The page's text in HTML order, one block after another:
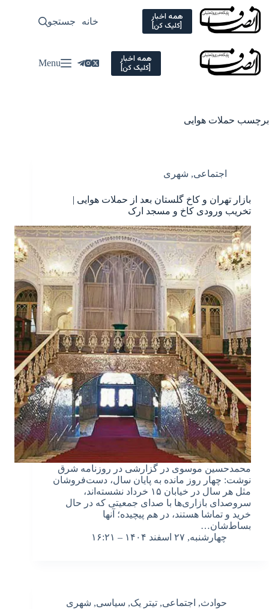
Skip
content
همه اخبار
[کلیک کن] خانه سیاسی
جستجو
همه اخبار
[کلیک کن] Menu
برچسب حملات هوایی
اجتماعی, شهری
بازار تهران و کاخ گلستان بعد از حملات هوایی |
تخریب ورودی کاخ و مسجد ارک
محمدحسین موسوی در گزارشی در روزنامه شرق
نوشت: چهار روز مانده به پایان سال، دست‌فروشان
مثل هر سال در خیابان ۱۵ خرداد نشسته‌اند،
سروصدای بازاری‌ها با صدای جمعیتی که در حال
خرید و تماشا هستند، در هم پیچیده؛ آنها
بساط‌شان…
چهارشنبه, ۲۷ اسفند ۱۴۰۴ – ۱۶:۲۱
حوادث, اجتماعی, تیتر یک, سیاسی, شهری